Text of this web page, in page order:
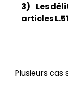
3) Les
articles
Plusieurs cas